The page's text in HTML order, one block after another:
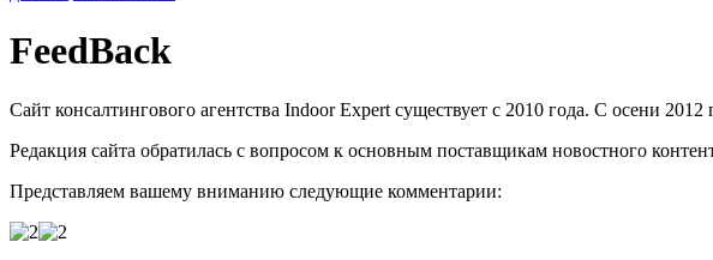
FeedBack
Сайт консалтингового агентства Indoor Expert существует с 2010 года. С осени
Редакция сайта обратилась с вопросом к основным поставщикам новостного
Представляем вашему вниманию следующие комментарии: